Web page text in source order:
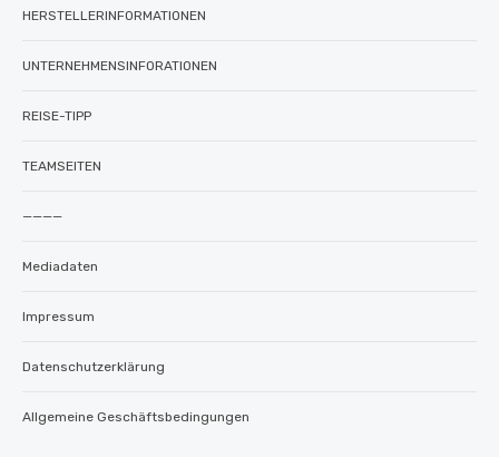
HERSTELLERINFORMATIONEN
UNTERNEHMENSINFORATIONEN
REISE-TIPP
TEAMSEITEN
————
Mediadaten
Impressum
Datenschutzerklärung
Allgemeine Geschäftsbedingungen